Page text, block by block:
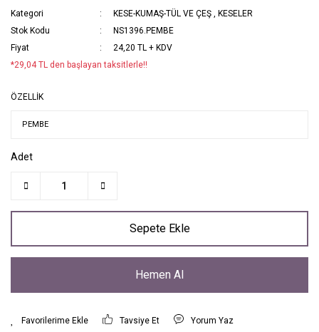
Kategori KESE-KUMAŞ-TÜL VE ÇEŞ , KESELER
Stok Kodu
NS1396.PEMBE
Fiyat
24,20 TL + KDV
*29,04 TL den başlayan taksitlerle!!
ÖZELLİK
Adet
Sepete Ekle
Hemen Al
Tavsiye Et Yorum Yaz